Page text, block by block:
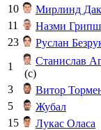
10
Мирлинд
11
Назми
23
Руслан
1
Станислав
(c)
3
Витор
5
Жубал
15
Лукас Оласа